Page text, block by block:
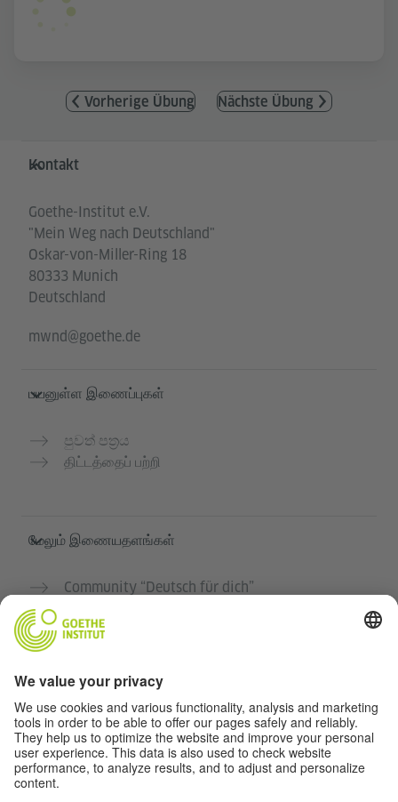
Vorherige Übung Nächste Übung
Service- und Informationsbereich
Kontakt
Goethe-Institut e.V.
"Mein Weg nach Deutschland"
Oskar-von-Miller-Ring 18
80333 Munich
Deutschland
mwnd@goethe.de
பயனுள்ள இணைப்புகள்
පුවත් පත්‍රය
திட்டத்தைப் பற்றி
மேலும் இணையதளங்கள்
Community “Deutsch für dich”
கோய்த் இன்ஸ்டிடியூட்டின் ஜெர்மன் பாடநெறிகள்
தனியுரிமை மற்றும் அணுகல் வசதி
தனியுரிமை அமைப்புகள்